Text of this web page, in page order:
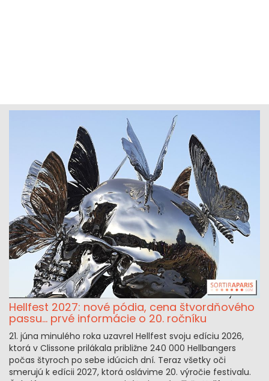
Hellfest 2027: nové pódia, cena štvordňového
passu... prvé informácie o 20. ročníku
21. júna minulého roka uzavrel Hellfest svoju edíciu 2026,
ktorá v Clissone prilákala približne 240 000 Hellbangers
počas štyroch po sebe idúcich dní. Teraz všetky oči
smerujú k edícii 2027, ktorá oslávime 20. výročie festivalu.